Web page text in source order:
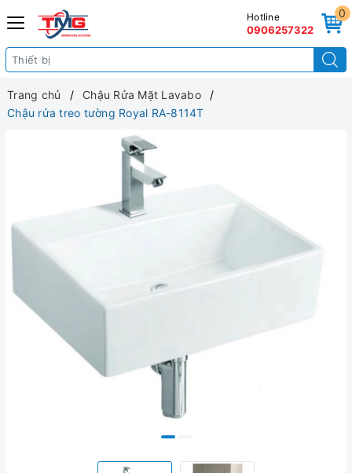
0
Hotline
0906257322
Trang chủ
Chậu Rửa Mặt Lavabo
Chậu rửa treo tường Royal RA-8114T